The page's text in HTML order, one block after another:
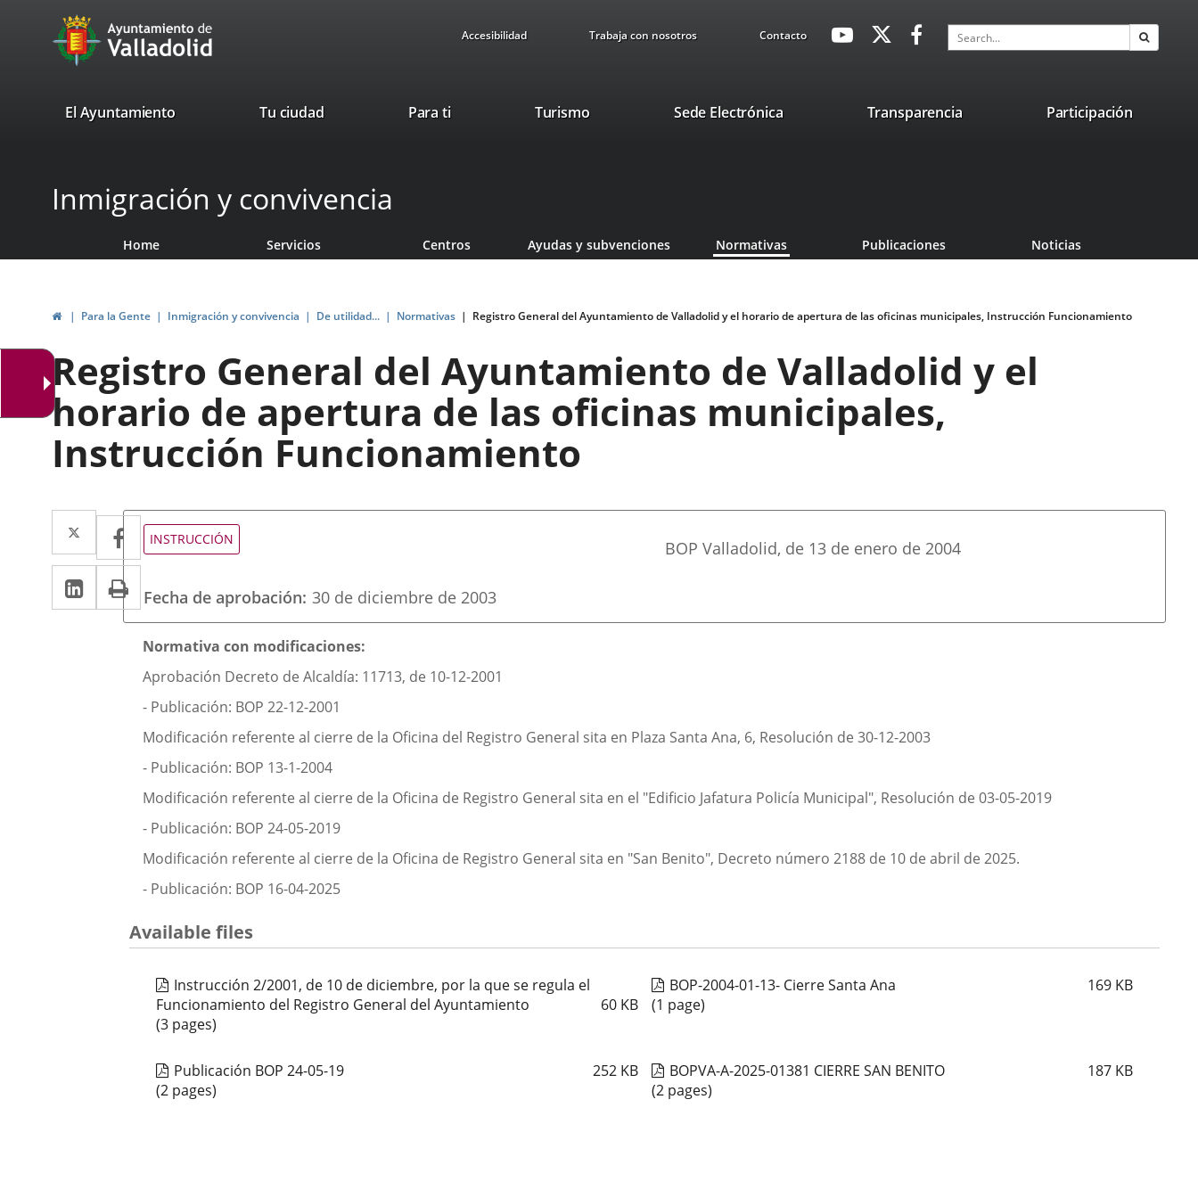
Portal
Web
Ayuntamiento
Valladolid
Accesibilidad Trabaja con nosotros ContactoavaHeaderSocial
Link
Link
application.
application.
Search
valladolid.es
El Ayuntamiento Tu ciudad Para ti TurismoThis
up
Sede ElectrónicaLink
Transparencia Participación
Inmigración y convivencia
Home Servicios Centros Ayudas y subvenciones Normativas Publicaciones Noticias
HomePara la Gente Inmigración y convivencia De utilidad... Normativas Registro General del Ayuntamiento de Valladolid y el horario de apertura de las oficinas municipales, Instrucción Funcionamiento
Registro General del Ayuntamiento de Valladolid y el
horario de apertura de las oficinas municipales,
Instrucción Funcionamiento
Twitter
Enlace
a
una
aplicación
externa.
Facebook
Enlace
a
una
aplicación
externa.
Linkedin
Enlace
a
aplicación
externa.
Tipo
de
INSTRUCCIÓN
boletin
BOP Valladolid, de 13 de enero de 2004
Fecha de aprobación 30 de diciembre de 2003
Descripción
Normativa con modificaciones:
Aprobación Decreto de Alcaldía: 11713, de 10-12-2001
- Publicación: BOP 22-12-2001
Modificación referente al cierre de la Oficina del Registro General sita en Plaza Santa Ana, 6, Resolución de 30-12-2003
- Publicación: BOP 13-1-2004
Modificación referente al cierre de la Oficina de Registro General sita en el "Edificio Jafatura Policía Municipal", Resolución de 03-05-2019
- Publicación: BOP 24-05-2019
Modificación referente al cierre de la Oficina de Registro General sita en "San Benito", Decreto número 2188 de 10 de abril de 2025.
- Publicación: BOP 16-04-2025
Available files
Instrucción 2/2001, de 10 de diciembre, por la que se regula el
Funcionamiento del Registro General del Ayuntamiento
60 KB
(3 pages)
BOP-2004-01-13- Cierre Santa Ana 169 KB
(1 page)
Publicación BOP 24-05-19 252 KB
(2 pages)
BOPVA-A-2025-01381 CIERRE SAN BENITO 187 KB
(2 pages)